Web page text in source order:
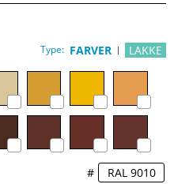
Type: FARVER LAKKE
#